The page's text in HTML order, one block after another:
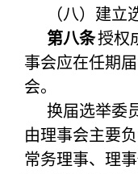
（八）建立
第八条授权
事会应在任期
会。
换届选举委
由理事会主要
常务理事、理